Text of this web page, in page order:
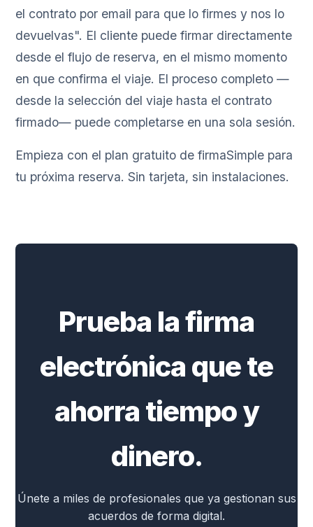
el contrato por email para que lo firmes y nos lo
devuelvas". El cliente puede firmar directamente
desde el flujo de reserva, en el mismo momento
en que confirma el viaje. El proceso completo —
desde la selección del viaje hasta el contrato
firmado— puede completarse en una sola sesión.
Empieza con el plan gratuito de firmaSimple para
tu próxima reserva. Sin tarjeta, sin instalaciones.
Prueba la firma
electrónica que te
ahorra tiempo y
dinero.
Únete a miles de profesionales que ya gestionan sus
acuerdos de forma digital.